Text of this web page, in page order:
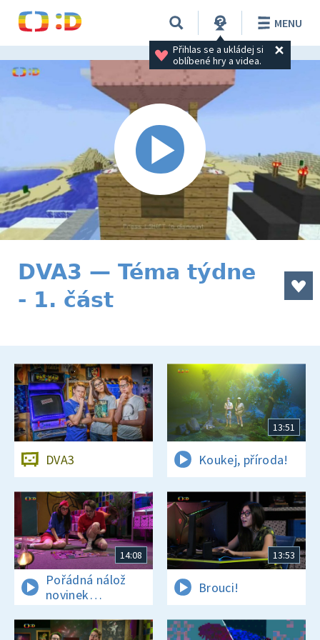
Přihlas se a ukládej si
oblíbené hry a videa.
MENU
DVA3 — Téma týdne
- 1. část
DVA3
13:51
Koukej, příroda!
14:08
Pořádná nálož
novinek
a zajímavostí
13:53
Brouci!